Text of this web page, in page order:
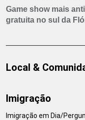
Game show mais
gratuita no sul da
Local &
Imigração
Imigração em Dia/